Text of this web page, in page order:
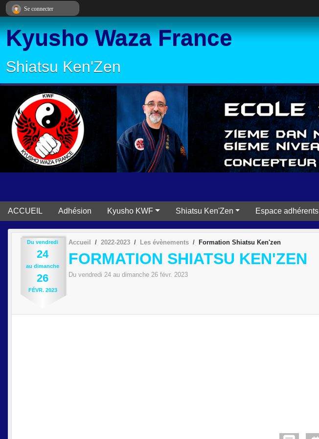
Kyusho Waza France
Shiatsu Ken'Zen
ACCUEIL Adhésion Kyusho KWF Shiatsu Ken'Zen Espace adhérents
Du vendredi
24
au dimanche
26
FÉVR. 2023
Accueil 2022-2023 Les évènements Formation Shiatsu Ken'zen
FORMATION SHIATSU KEN'ZEN
Du vendredi 24 au dimanche 26 févr. 2023
Se connecter
Panneau de gestion des cookies